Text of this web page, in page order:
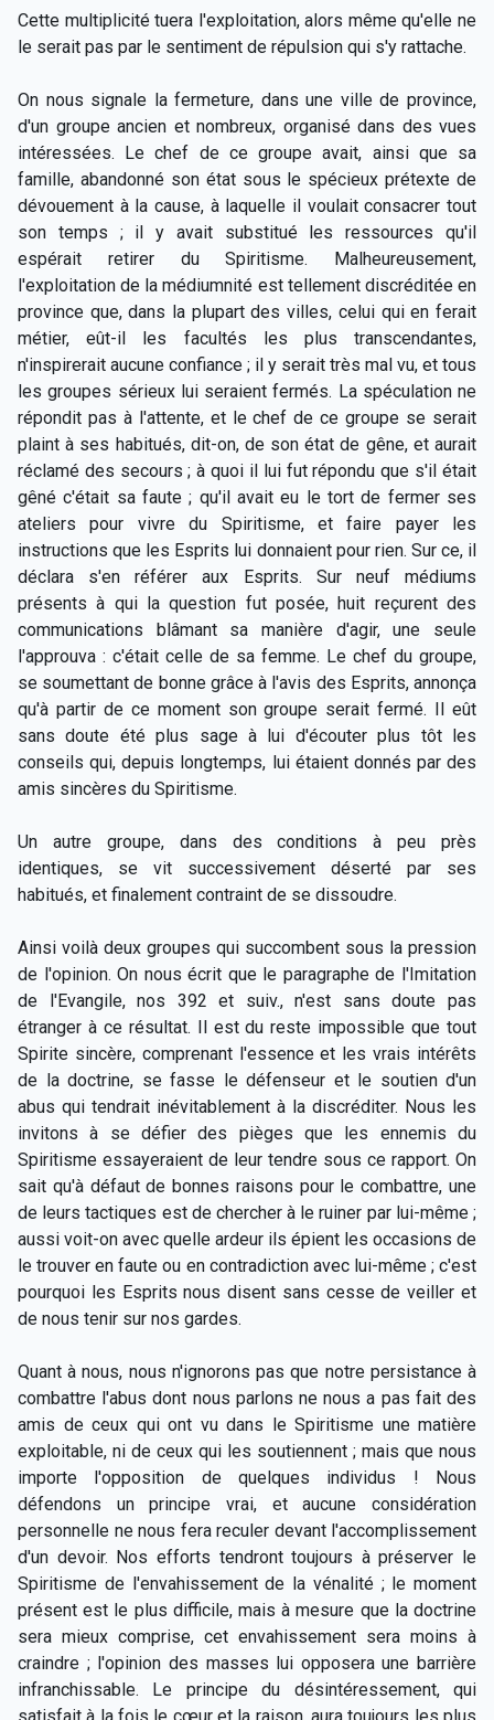
Cette multiplicité tuera l'exploitation, alors même qu'elle ne
le serait pas par le sentiment de répulsion qui s'y rattache.
On nous signale la fermeture, dans une ville de province,
d'un groupe ancien et nombreux, organisé dans des vues
intéressées. Le chef de ce groupe avait, ainsi que sa
famille, abandonné son état sous le spécieux prétexte de
dévouement à la cause, à laquelle il voulait consacrer tout
son temps ; il y avait substitué les ressources qu'il
espérait retirer du Spiritisme. Malheureusement,
l'exploitation de la médiumnité est tellement discréditée en
province que, dans la plupart des villes, celui qui en ferait
métier, eût-il les facultés les plus transcendantes,
n'inspirerait aucune confiance ; il y serait très mal vu, et tous
les groupes sérieux lui seraient fermés. La spéculation ne
répondit pas à l'attente, et le chef de ce groupe se serait
plaint à ses habitués, dit-on, de son état de gêne, et aurait
réclamé des secours ; à quoi il lui fut répondu que s'il était
gêné c'était sa faute ; qu'il avait eu le tort de fermer ses
ateliers pour vivre du Spiritisme, et faire payer les
instructions que les Esprits lui donnaient pour rien. Sur ce, il
déclara s'en référer aux Esprits. Sur neuf médiums
présents à qui la question fut posée, huit reçurent des
communications blâmant sa manière d'agir, une seule
l'approuva : c'était celle de sa femme. Le chef du groupe,
se soumettant de bonne grâce à l'avis des Esprits, annonça
qu'à partir de ce moment son groupe serait fermé. Il eût
sans doute été plus sage à lui d'écouter plus tôt les
conseils qui, depuis longtemps, lui étaient donnés par des
amis sincères du Spiritisme.
Un autre groupe, dans des conditions à peu près
identiques, se vit successivement déserté par ses
habitués, et finalement contraint de se dissoudre.
Ainsi voilà deux groupes qui succombent sous la pression
de l'opinion. On nous écrit que le paragraphe de l'Imitation
de l'Evangile, nos 392 et suiv., n'est sans doute pas
étranger à ce résultat. Il est du reste impossible que tout
Spirite sincère, comprenant l'essence et les vrais intérêts
de la doctrine, se fasse le défenseur et le soutien d'un
abus qui tendrait inévitablement à la discréditer. Nous les
invitons à se défier des pièges que les ennemis du
Spiritisme essayeraient de leur tendre sous ce rapport. On
sait qu'à défaut de bonnes raisons pour le combattre, une
de leurs tactiques est de chercher à le ruiner par lui-même ;
aussi voit-on avec quelle ardeur ils épient les occasions de
le trouver en faute ou en contradiction avec lui-même ; c'est
pourquoi les Esprits nous disent sans cesse de veiller et
de nous tenir sur nos gardes.
Quant à nous, nous n'ignorons pas que notre persistance à
combattre l'abus dont nous parlons ne nous a pas fait des
amis de ceux qui ont vu dans le Spiritisme une matière
exploitable, ni de ceux qui les soutiennent ; mais que nous
importe l'opposition de quelques individus ! Nous
défendons un principe vrai, et aucune considération
personnelle ne nous fera reculer devant l'accomplissement
d'un devoir. Nos efforts tendront toujours à préserver le
Spiritisme de l'envahissement de la vénalité ; le moment
présent est le plus difficile, mais à mesure que la doctrine
sera mieux comprise, cet envahissement sera moins à
craindre ; l'opinion des masses lui opposera une barrière
infranchissable. Le principe du désintéressement, qui